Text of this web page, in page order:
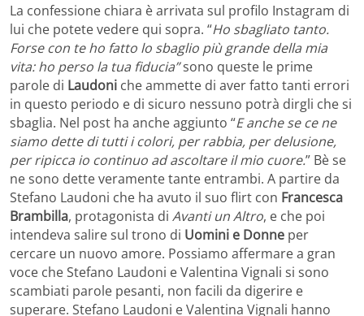
La confessione chiara è arrivata sul profilo Instagram di
lui che potete vedere qui sopra. “Ho sbagliato tanto.
Forse con te ho fatto lo sbaglio più grande della mia
vita: ho perso la tua fiducia”sono queste le prime
parole di Laudoni che ammette di aver fatto tanti errori
in questo periodo e di sicuro nessuno potrà dirgli che si
sbaglia. Nel post ha anche aggiunto “E anche se ce ne
siamo dette di tutti i colori, per rabbia, per delusione,
per ripicca io continuo ad ascoltare il mio cuore.” Bè se
ne sono dette veramente tante entrambi. A partire da
Stefano Laudoni che ha avuto il suo flirt con Francesca
Brambilla, protagonista di Avanti un Altro, e che poi
intendeva salire sul trono di Uomini e Donne per
cercare un nuovo amore. Possiamo affermare a gran
voce che Stefano Laudoni e Valentina Vignali si sono
scambiati parole pesanti, non facili da digerire e
superare. Stefano Laudoni e Valentina Vignali hanno